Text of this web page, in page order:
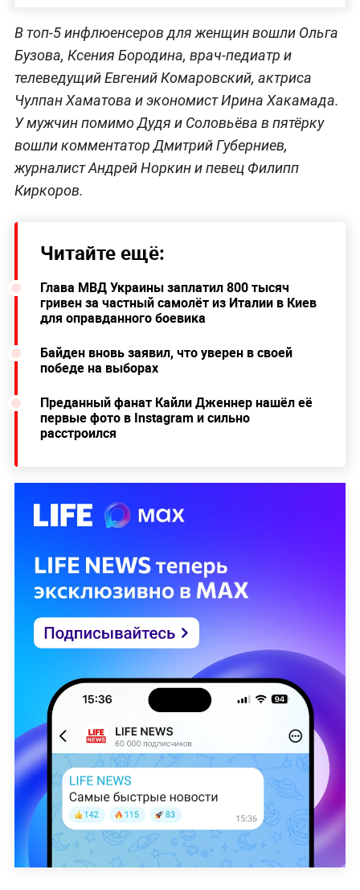
В топ-5 инфлюенсеров для женщин вошли Ольга
Бузова, Ксения Бородина, врач-педиатр и
телеведущий Евгений Комаровский, актриса
Чулпан Хаматова и экономист Ирина Хакамада.
У мужчин помимо Дудя и Соловьёва в пятёрку
вошли комментатор Дмитрий Губерниев,
журналист Андрей Норкин и певец Филипп
Киркоров.
Читайте ещё:
Глава МВД Украины заплатил 800 тысяч
гривен за частный самолёт из Италии в Киев
для оправданного боевика
Байден вновь заявил, что уверен в своей
победе на выборах
Преданный фанат Кайли Дженнер нашёл её
первые фото в Instagram и сильно
расстроился